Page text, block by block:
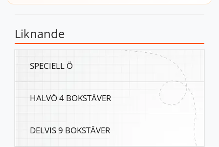
Liknande
SPECIELL Ö
HALVÖ 4 BOKSTÄVER
DELVIS 9 BOKSTÄVER